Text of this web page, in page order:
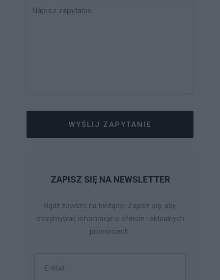
WYŚLIJ ZAPYTANIE
ZAPISZ SIĘ NA NEWSLETTER
Bądź zawsze na bieżąco! Zapisz się, aby
otrzymywać informacje o ofercie i aktualnych
promocjach.